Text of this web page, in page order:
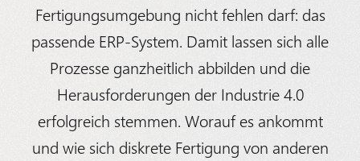
Fertigungsumgebung nicht fehlen darf: das
passende ERP-System. Damit lassen sich alle
Prozesse ganzheitlich abbilden und die
Herausforderungen der Industrie 4.0
erfolgreich stemmen. Worauf es ankommt
und wie sich diskrete Fertigung von anderen